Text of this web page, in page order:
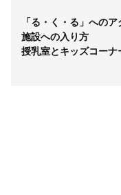
「る・く・る」への
施設への入り方
授乳室とキッズコーナ